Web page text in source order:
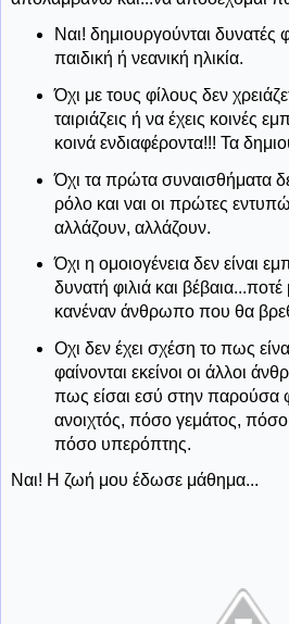
Ναι! δημιουργούνται δυνατές
παιδική ή νεανική ηλικία.
Όχι με τους φίλους δεν
ταιριάζεις ή να έχεις κοινές
κοινά ενδιαφέροντα!!! Τα
Όχι τα πρώτα συναισθήματα
ρόλο και ναι οι πρώτες
αλλάζουν, αλλάζουν.
Όχι η ομοιογένεια δεν είναι
δυνατή φιλιά και
κανέναν άνθρωπο που θα
Οχι δεν έχει σχέση το πως
φαίνονται εκείνοι οι άλλοι
πως είσαι εσύ στην
ανοιχτός, πόσο γεμάτος,
πόσο υπερόπτης.
Ναι! Η ζωή μου έδωσε μάθημα...